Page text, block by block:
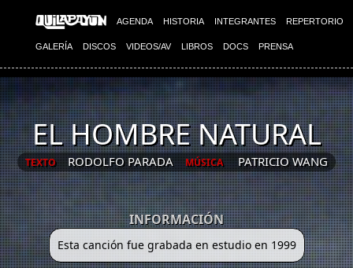
AGENDA HISTORIA INTEGRANTES REPERTORIO
GALERÍA DISCOS VIDEOS/AV LIBROS DOCS PRENSA
EL HOMBRE NATURAL
TEXTO RODOLFO PARADA MÚSICA PATRICIO WANG
INFORMACIÓN
Esta canción fue grabada en estudio en 1999